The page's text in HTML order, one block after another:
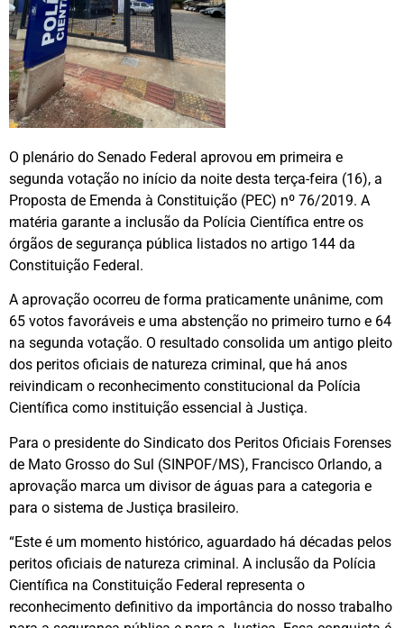
O plenário do Senado Federal aprovou em primeira e
segunda votação no início da noite desta terça-feira (16), a
Proposta de Emenda à Constituição (PEC) nº 76/2019. A
matéria garante a inclusão da Polícia Científica entre os
órgãos de segurança pública listados no artigo 144 da
Constituição Federal.
A aprovação ocorreu de forma praticamente unânime, com
65 votos favoráveis e uma abstenção no primeiro turno e 64
na segunda votação. O resultado consolida um antigo pleito
dos peritos oficiais de natureza criminal, que há anos
reivindicam o reconhecimento constitucional da Polícia
Científica como instituição essencial à Justiça.
Para o presidente do Sindicato dos Peritos Oficiais Forenses
de Mato Grosso do Sul (SINPOF/MS), Francisco Orlando, a
aprovação marca um divisor de águas para a categoria e
para o sistema de Justiça brasileiro.
“Este é um momento histórico, aguardado há décadas pelos
peritos oficiais de natureza criminal. A inclusão da Polícia
Científica na Constituição Federal representa o
reconhecimento definitivo da importância do nosso trabalho